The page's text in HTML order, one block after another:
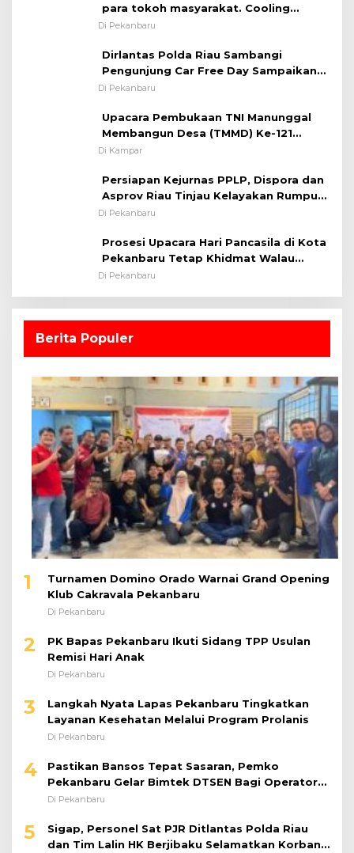
para tokoh masyarakat. Cooling
System OMP LK ²024 Polsek Rumbai,
Pentingnya Memelihara dan Menjaga
Situasi Kondusif
Di Pekanbaru
Dirlantas Polda Riau Sambangi
Pengunjung Car Free Day Sampaikan
Pesan Edukasi Kamtibmas &
Di Pekanbaru
Upacara Pembukaan TNI Manunggal
Membangun Desa (TMMD) Ke-121
Kodim 0313/KPR Tahun 2024) ?
Di Kampar
Persiapan Kejurnas PPLP, Dispora dan
Asprov Riau Tinjau Kelayakan Rumput
Lapangan Sepakbola
Di Pekanbaru
Prosesi Upacara Hari Pancasila di Kota
Pekanbaru Tetap Khidmat Walau
Dalam Ruangan
Di Pekanbaru
Berita Populer
1
Turnamen Domino Orado Warnai Grand Opening
Klub Cakravala Pekanbaru
Di Pekanbaru
2
PK Bapas Pekanbaru Ikuti Sidang TPP Usulan
Remisi Hari Anak
Di Pekanbaru
3
Langkah Nyata Lapas Pekanbaru Tingkatkan
Layanan Kesehatan Melalui Program Prolanis
Di Pekanbaru
4
Pastikan Bansos Tepat Sasaran, Pemko
Pekanbaru Gelar Bimtek DTSEN Bagi Operator
Puskessos
Di Pekanbaru
5
Sigap, Personel Sat PJR Ditlantas Polda Riau
dan Tim Lalin HK Berjibaku Selamatkan Korban